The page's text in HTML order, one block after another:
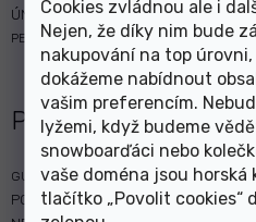
Cookies zvládnou ale i
Nejen, že díky nim bude
nakupování na top
dokážeme nabídnout
vašim preferencím.
lyžemi, když budeme
snowboarďáci nebo
vaše doména jsou horská
tlačítko „Povolit cookies“
ÚNAVU NOHOU.
PERFOROVANÉ VLOŽKY PRO LEPŠÍ
PŘESNOST
GUIDANCE
POHODLNÁ A DOKONALE PADNOUCÍ